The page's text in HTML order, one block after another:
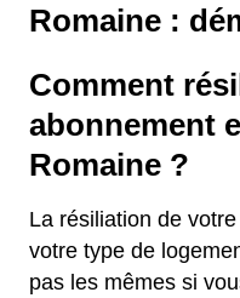
Romaine :
Comment
abonnement
Romaine ?
La résiliation de
votre type de
pas les mêmes si